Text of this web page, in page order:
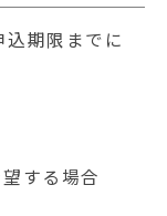
期限までに
する場合